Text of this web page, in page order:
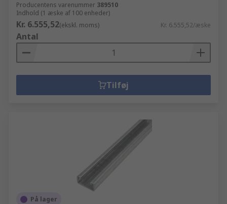
Producentens varenummer 389510
Indhold (1 æske af 100 enheder)
Kr. 6.555,52(ekskl. moms) Kr. 6.555,52/æske
Antal
Tilføj
På lager